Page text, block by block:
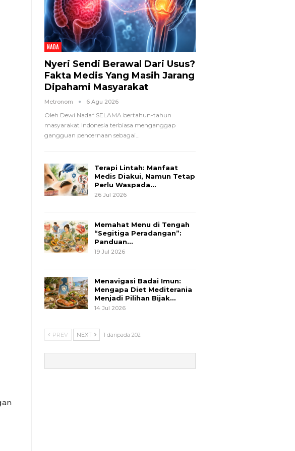
NADA
Nyeri Sendi Berawal Dari Usus?
Fakta Medis Yang Masih Jarang
Dipahami Masyarakat
Metronom 6 Agu 2026
Oleh Dewi Nada* SELAMA bertahun-tahun
masyarakat Indonesia terbiasa menganggap
gangguan pencernaan sebagai…
Terapi Lintah: Manfaat
Medis Diakui, Namun Tetap
Perlu Waspada…
26 Jul 2026
Memahat Menu di Tengah
“Segitiga Peradangan”:
Panduan…
19 Jul 2026
Menavigasi Badai Imun:
Mengapa Diet Mediterania
Menjadi Pilihan Bijak…
14 Jul 2026
PREV NEXT 1 daripada 202